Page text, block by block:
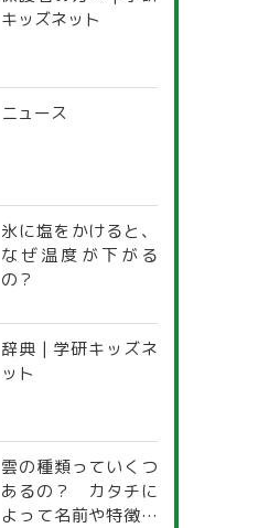
キッズネット
ニュース
氷に塩をかけると、
なぜ温度が下がる
の？
辞典 | 学研キッズネ
ット
雲の種類っていくつ
あるの？ カタチに
よって名前や特徴が